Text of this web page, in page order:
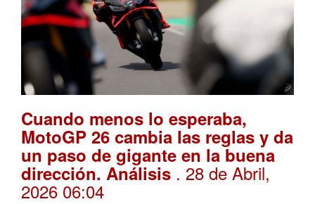
Cuando menos lo esperaba,
MotoGP 26 cambia las reglas y da
un paso de gigante en la buena
dirección. Análisis . 28 de Abril,
2026 06:04